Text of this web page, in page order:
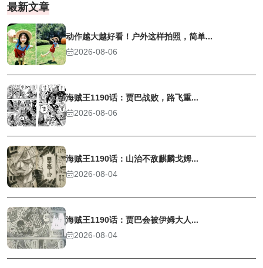
最新文章
动作越大越好看！户外这样拍照，简单...
2026-08-06
海贼王1190话：贾巴战败，路飞重...
2026-08-06
海贼王1190话：山治不敌麒麟戈姆...
2026-08-04
海贼王1190话：贾巴会被伊姆大人...
2026-08-04